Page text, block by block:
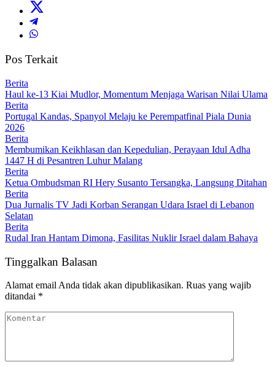
Pos Terkait
Berita
Haul ke-13 Kiai Mudlor, Momentum Menjaga Warisan Nilai Ulama
Berita
Portugal Kandas, Spanyol Melaju ke Perempatfinal Piala Dunia
2026
Berita
Membumikan Keikhlasan dan Kepedulian, Perayaan Idul Adha
1447 H di Pesantren Luhur Malang
Berita
Ketua Ombudsman RI Hery Susanto Tersangka, Langsung Ditahan
Berita
Dua Jurnalis TV Jadi Korban Serangan Udara Israel di Lebanon
Selatan
Berita
Rudal Iran Hantam Dimona, Fasilitas Nuklir Israel dalam Bahaya
Tinggalkan Balasan
Alamat email Anda tidak akan dipublikasikan. Ruas yang wajib
ditandai *